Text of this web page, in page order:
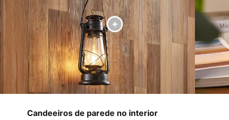
Candeeiros de parede no interior